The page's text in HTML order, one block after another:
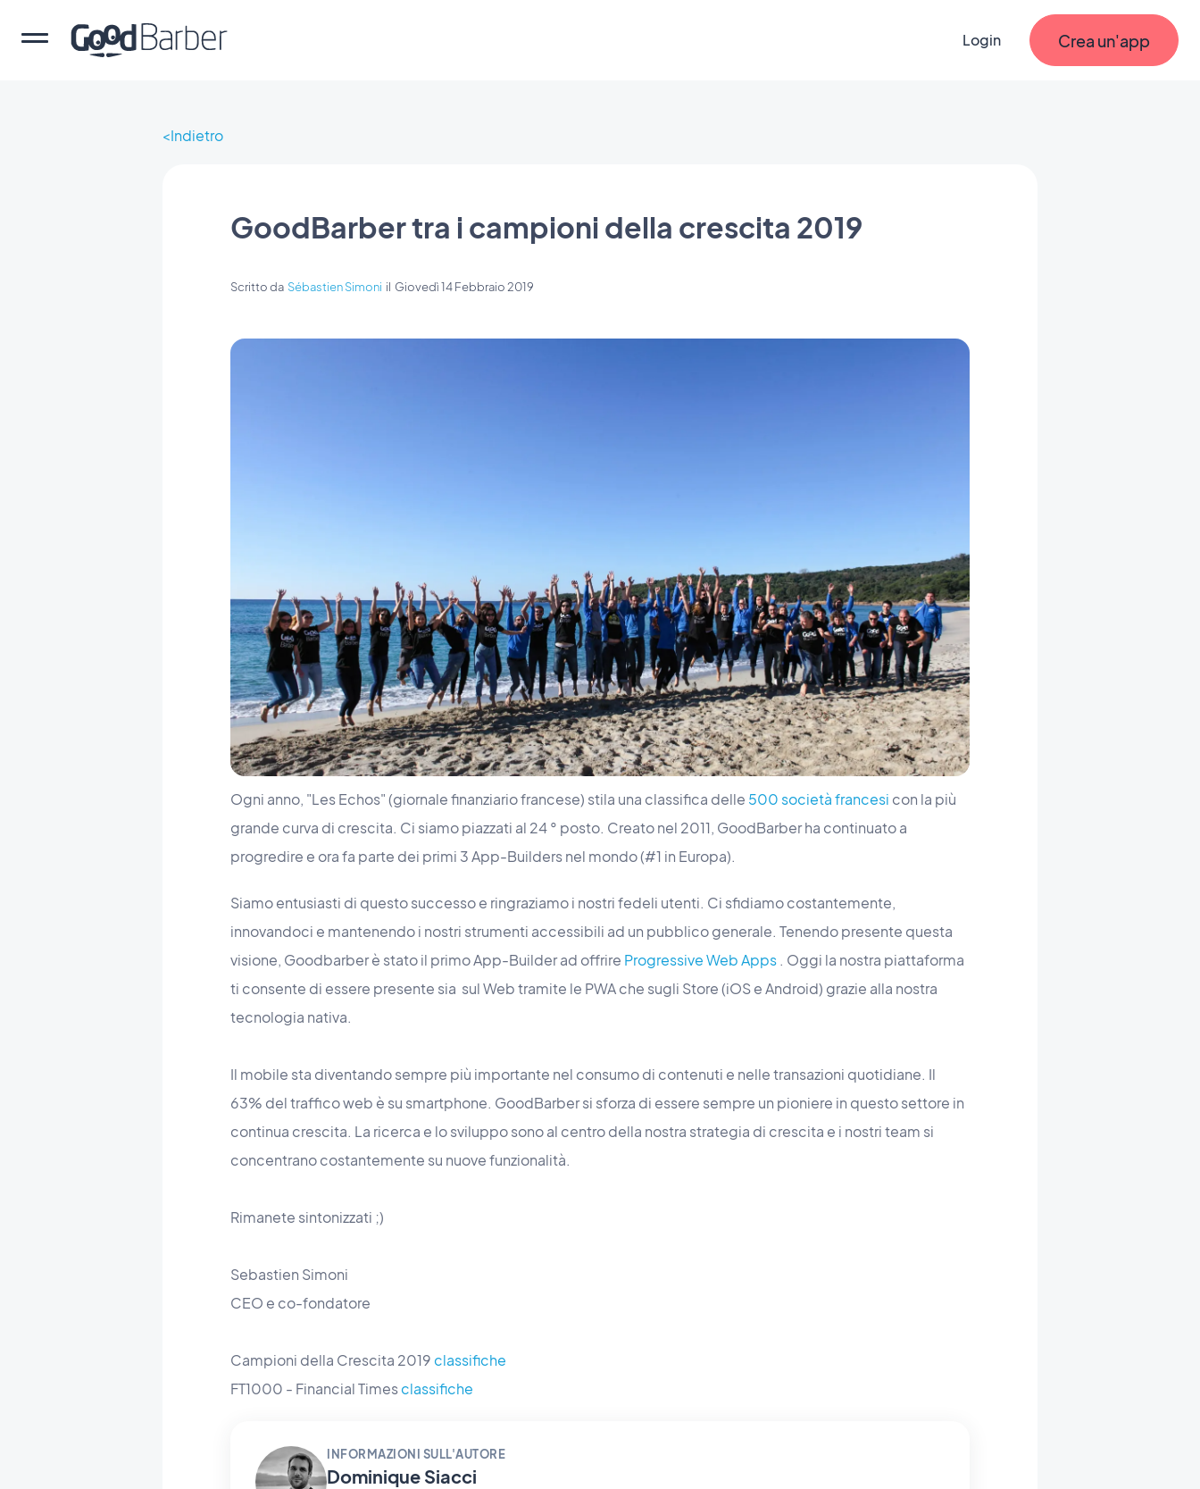
Login Crea un'app
Indietro
GoodBarber tra i campioni della crescita 2019
Scritto da Sébastien Simoni il Giovedì 14 Febbraio 2019
Ogni anno, "Les Echos" (giornale finanziario francese) stila una classifica delle 500 società francesi con la più
grande curva di crescita. Ci siamo piazzati al 24 ° posto. Creato nel 2011, GoodBarber ha continuato a
progredire e ora fa parte dei primi 3 App-Builders nel mondo (#1 in Europa).
Siamo entusiasti di questo successo e ringraziamo i nostri fedeli utenti. Ci sfidiamo costantemente,
innovandoci e mantenendo i nostri strumenti accessibili ad un pubblico generale. Tenendo presente questa
visione, Goodbarber è stato il primo App-Builder ad offrire Progressive Web Apps . Oggi la nostra piattaforma
ti consente di essere presente sia sul Web tramite le PWA che sugli Store (iOS e Android) grazie alla nostra
tecnologia nativa.
Il mobile sta diventando sempre più importante nel consumo di contenuti e nelle transazioni quotidiane. Il
63% del traffico web è su smartphone. GoodBarber si sforza di essere sempre un pioniere in questo settore in
continua crescita. La ricerca e lo sviluppo sono al centro della nostra strategia di crescita e i nostri team si
concentrano costantemente su nuove funzionalità.
Rimanete sintonizzati ;)
Sebastien Simoni
CEO e co-fondatore
Campioni della Crescita 2019 classifiche
FT1000 - Financial Timesclassifiche
INFORMAZIONI SULL'AUTORE
Dominique Siacci